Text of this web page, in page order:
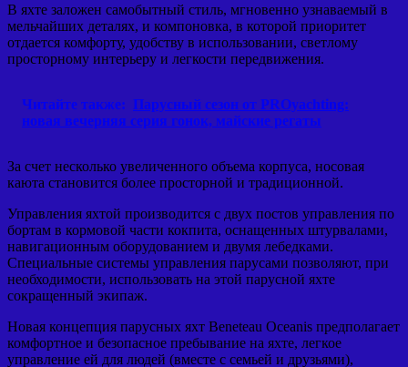
В яхте заложен самобытный стиль, мгновенно узнаваемый в
мельчайших деталях, и компоновка, в которой приоритет
отдается комфорту, удобству в использовании, светлому
просторному интерьеру и легкости передвижения.
Читайте также: Парусный сезон от PROyachting:
новая вечерняя серия гонок, майские регаты
За счет несколько увеличенного объема корпуса, носовая
каюта становится более просторной и традиционной.
Управления яхтой производится с двух постов управления по
бортам в кормовой части кокпита, оснащенных штурвалами,
навигационным оборудованием и двумя лебедками.
Специальные системы управления парусами позволяют, при
необходимости, использовать на этой парусной яхте
сокращенный экипаж.
Новая концепция парусных яхт Beneteau Oceanis предполагает
комфортное и безопасное пребывание на яхте, легкое
управление ей для людей (вместе с семьей и друзьями),